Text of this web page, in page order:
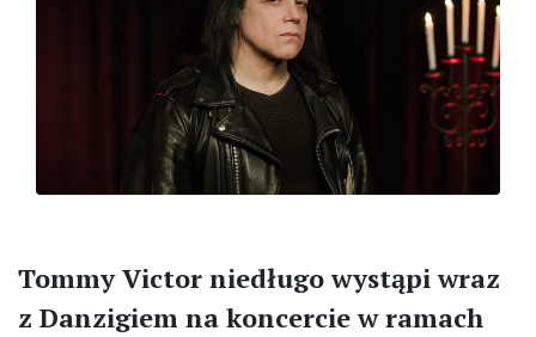
Tommy Victor niedługo wystąpi wraz
z Danzigiem na koncercie w ramach